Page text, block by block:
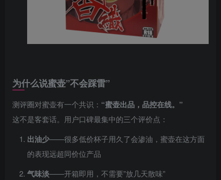
为什么说蜜壶”不会踩雷”
测评圈对蜜壶有一个共识： “蜜壶出品，品控在线。”
这不是客套话。用户口碑最集中的三个评价点：
出油少——很多低价杯子用久了会渗油，蜜壶在这方面
的表现远超同价位产品
气味淡——开箱即用，不需要”放几天散味”